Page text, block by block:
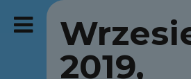
2019,